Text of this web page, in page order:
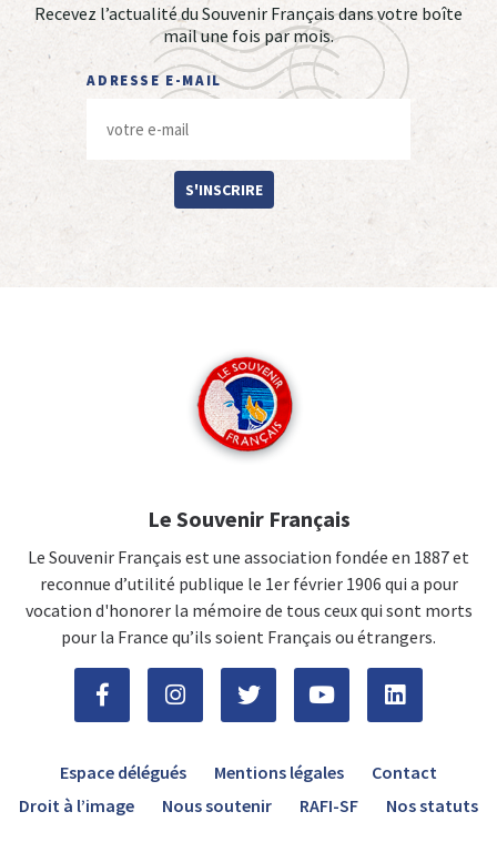
Recevez l’actualité du Souvenir Français dans votre boîte
mail une fois par mois.
ADRESSE E-MAIL
S'INSCRIRE
Le Souvenir Français
Le Souvenir Français est une association fondée en 1887 et
reconnue d’utilité publique le 1er février 1906 qui a pour
vocation d'honorer la mémoire de tous ceux qui sont morts
pour la France qu’ils soient Français ou étrangers.
Espace délégués Mentions légales
Contact
Droit à l’image
Nous soutenir RAFI-SF Nos statuts